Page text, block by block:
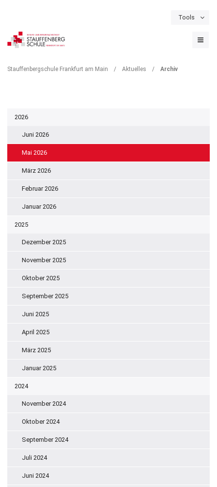
Tools
Schulportal Termine
Stauffenbergschule Frankfurt am Main / Aktuelles / Archiv
2026
Juni 2026
Mai 2026
März 2026
Februar 2026
Januar 2026
2025
Dezember 2025
November 2025
Oktober 2025
September 2025
Juni 2025
April 2025
März 2025
Januar 2025
2024
November 2024
Oktober 2024
September 2024
Juli 2024
Juni 2024